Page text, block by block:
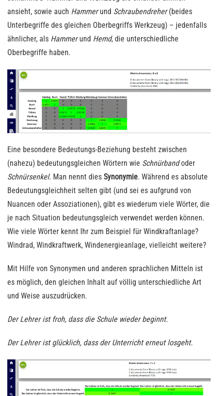
ansieht, sowie auch Hammerund Schraubendreher(beides
Unterbegriffe des gleichen Oberbegriffs Werkzeug) – jedenfalls
ähnlicher, als Hammerund Hemd, die unterschiedliche
Oberbegriffe haben.
Eine besondere Bedeutungs-Beziehung besteht zwischen
(nahezu) bedeutungsgleichen Wörtern wie Schnürbandoder
Schnürsenkel. Man nennt dies Synonymie. Während es absolute
Bedeutungsgleichheit selten gibt (und sei es aufgrund von
Nuancen oder Assoziationen), gibt es wiederum viele Wörter, die
je nach Situation bedeutungsgleich verwendet werden können.
Wie viele Wörter kennt Ihr zum Beispiel für Windkraftanlage?
Windrad, Windkraftwerk, Windenergieanlage, vielleicht weitere?
Mit Hilfe von Synonymen und anderen sprachlichen Mitteln ist
es möglich, den gleichen Inhalt auf völlig unterschiedliche Art
und Weise auszudrücken.
Der Lehrer ist froh, dass die Schule wieder beginnt.
Der Lehrer ist glücklich, dass der Unterricht erneut losgeht.